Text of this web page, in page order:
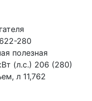
280
полезная
(л.с.) 206 (280)
л 11,762